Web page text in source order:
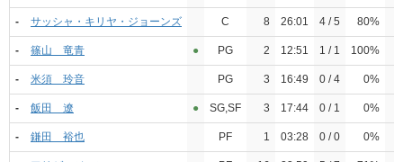
- サッシャ・キリヤ・ジョーンズ C 8 26:01 4 / 5 80%
- 篠山 竜青 ●︎ PG 2 12:51 1 / 1 100%
- 米須 玲音 PG 3 16:49 0 / 4 0%
- 飯田 遼 ●︎ SG,SF 3 17:44 0 / 1 0%
- 鎌田 裕也 PF 1 03:28 0 / 0 0%